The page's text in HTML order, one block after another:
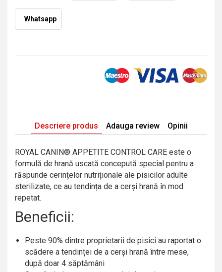
Descriere produs Adauga review Opinii
ROYAL CANIN® APPETITE CONTROL CARE este o
formulă de hrană uscată concepută special pentru a
răspunde cerințelor nutriționale ale pisicilor adulte
sterilizate, ce au tendința de a cerși hrană în mod
repetat.
Beneficii:
Peste 90% dintre proprietarii de pisici au raportat o
scădere a tendinței de a cerși hrană între mese,
după doar 4 săptămâni
Whatsapp